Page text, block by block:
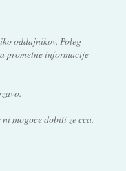
oddajnikov. Poleg
prometne informacije
mogoce dobiti ze cca.